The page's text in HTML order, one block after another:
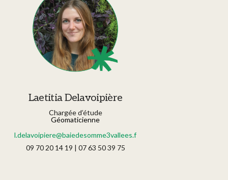
Laetitia Delavoipière
Chargée d’étude
Géomaticienne
l.delavoipiere@baiedesomme3vallees.fr
09 70 20 14 19 | 07 63 50 39 75